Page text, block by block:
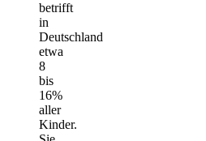
betrifft
in
Deutschland
etwa
8
bis
16%
aller
Kinder.